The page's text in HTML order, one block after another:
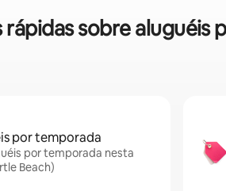
rápidas sobre
por temporada
por temporada nesta
Beach)